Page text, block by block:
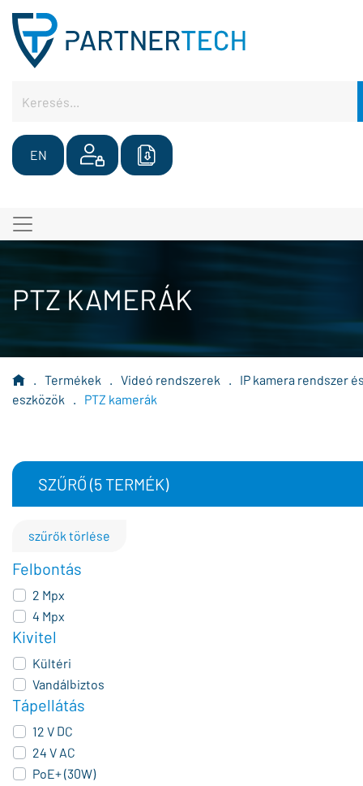
EN
PTZ KAMERÁK
. Termékek . Videó rendszerek .
IP kamera rendszer
eszközök
. PTZ kamerák
SZŰRŐ (5TERMÉK)
szűrők törlése
Felbontás
2 Mpx
4 Mpx
Kivitel
Kültéri
Vandálbiztos
Tápellátás
12 V DC
24 V AC
PoE+ (30W)